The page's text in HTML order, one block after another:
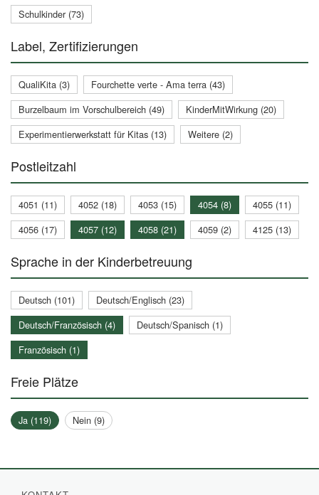
Schulkinder (73)
Label, Zertifizierungen
QualiKita (3)
Fourchette verte - Ama terra (43)
Burzelbaum im Vorschulbereich (49)
KinderMitWirkung (20)
Experimentierwerkstatt für Kitas (13)
Weitere (2)
Postleitzahl
4051 (11) 4052 (18) 4053 (15) 4054 (8)
4055 (11)
4056 (17)
4057 (12) 4058 (21) 4059 (2) 4125 (13)
Sprache in der Kinderbetreuung
Deutsch (101)
Deutsch/Englisch (23)
Deutsch/Französisch (4)
Deutsch/Spanisch (1)
Französisch (1)
Freie Plätze
Ja (119) Nein (9)